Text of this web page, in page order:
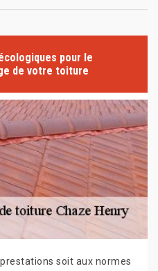
pour le
de votre toiture
soit aux normes